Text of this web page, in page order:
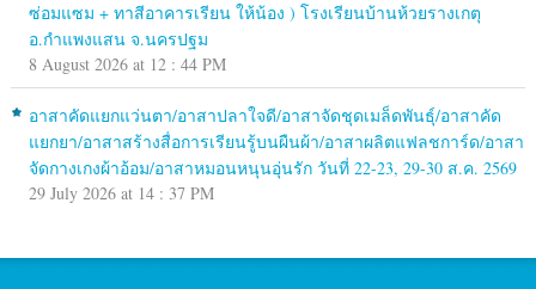
ซ่อมแซม + ทาสีอาคารเรียน ให้น้อง ) โรงเรียนบ้านห้วยรางเกตุ
อ.กำแพงแสน จ.นครปฐม
8 August 2026 at 12 : 44 PM
อาสาคัดแยกแว่นตา/อาสาปลาใจดี/อาสาจัดชุดเมล็ดพันธุ์/อาสาคัด
แยกยา/อาสาสร้างสื่อการเรียนรู้บนผืนผ้า/อาสาผลิตแฟลชการ์ด/อาสา
จัดกางเกงผ้าอ้อม/อาสาหมอนหนุนอุ่นรัก วันที่ 22-23, 29-30 ส.ค. 2569
29 July 2026 at 14 : 37 PM